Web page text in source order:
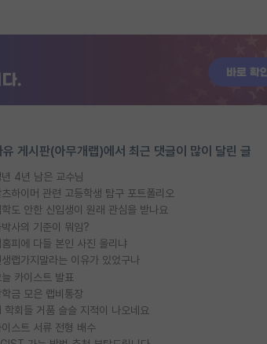
유 게시판(아무개랩)에서 최근 댓글이 많이 달린 글
년 4년 남은 교수님
츠하이머 관련 고등학생 탐구 포트폴리오
학도 안한 신입생이 원래 관심을 받나요
박사의 기준이 뭐임?
홈피에 다들 본인 사진 올리냐
생랩가지말라는 이유가 있었구나
늘 카이스트 발표
학금 모은 랩비통장
학회들 거품 슬슬 지적이 나오네요
이스트 서류 전형 배수